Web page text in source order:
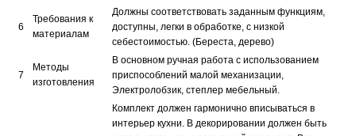
6
Требования к
материалам
Должны соответствовать заданным функциям,
доступны, легки в обработке, с низкой
себестоимостью. (Береста, дерево)
7
Методы
изготовления
В основном ручная работа с использованием
приспособлений малой механизации,
Электролобзик, степлер мебельный.
Комплект должен гармонично вписываться в
интерьер кухни. В декорировании должен быть